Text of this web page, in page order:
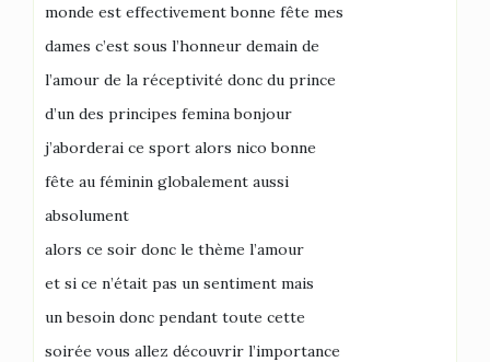
monde est effectivement bonne fête mes
dames c’est sous l’honneur demain de
l’amour de la réceptivité donc du prince
d’un des principes femina bonjour
j’aborderai ce sport alors nico bonne
fête au féminin globalement aussi
absolument
alors ce soir donc le thème l’amour
et si ce n’était pas un sentiment mais
un besoin donc pendant toute cette
soirée vous allez découvrir l’importance